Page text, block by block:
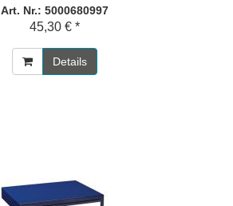
Art. Nr.: 5000680997
45,30 € *
Details